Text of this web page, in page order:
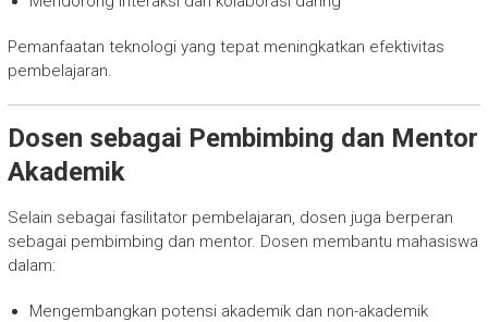
Pemanfaatan teknologi yang tepat meningkatkan efektivitas
pembelajaran.
Dosen sebagai Pembimbing dan Mentor
Akademik
Selain sebagai fasilitator pembelajaran, dosen juga berperan
sebagai pembimbing dan mentor. Dosen membantu mahasiswa
dalam:
Mengembangkan potensi akademik dan non-akademik